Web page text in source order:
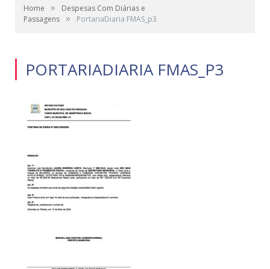
Home »
Despesas Com Diárias e
Passagens » PortariaDiaria FMAS_p3
PORTARIADIARIA FMAS_P3